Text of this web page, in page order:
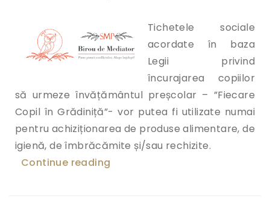
Tichetele sociale
acordate în baza
Legii privind
încurajarea copiilor
să urmeze învățământul preșcolar – ”Fiecare
Copil în Grădiniță”- vor putea fi utilizate numai
pentru achiziționarea de produse alimentare, de
igienă, de îmbrăcămite și/sau rechizite.
Continue reading